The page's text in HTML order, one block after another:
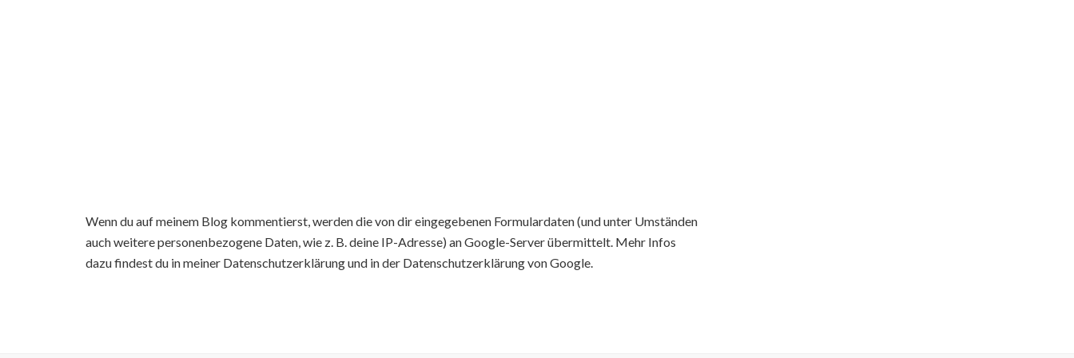
Wenn du auf meinem Blog kommentierst, werden die von dir eingegebenen Formulardaten (und unter Umständen
auch weitere personenbezogene Daten, wie z. B. deine IP-Adresse) an Google-Server übermittelt. Mehr Infos
dazu findest du in meiner Datenschutzerklärung und in der Datenschutzerklärung von Google.